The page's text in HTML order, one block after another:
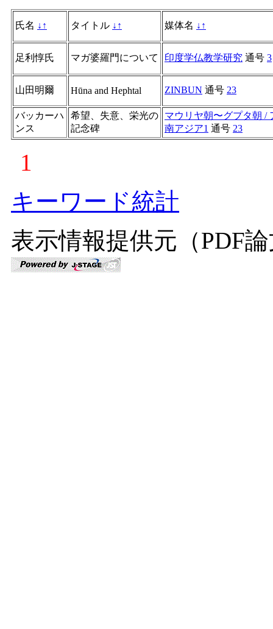
氏名 ↓ ↑ タイトル ↓ ↑ 媒体名 ↓ ↑
足利惇氏 マガ婆羅門について 印度学仏教学研究 通号 3
山田明爾 Hūna and Hephtal ZINBUN 通号 23
バッカーハ
ンス
希望、失意、栄光の
記念碑
マウリヤ朝〜グプタ朝 /
南アジア1 通号 23
1
キーワード統計
表示情報提供元（PDF